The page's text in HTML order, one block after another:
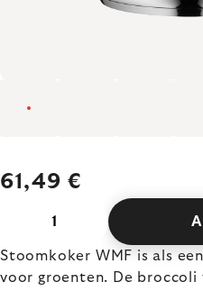
61,49 €
Stoomkoker WMF is als
voor groenten. De broccoli